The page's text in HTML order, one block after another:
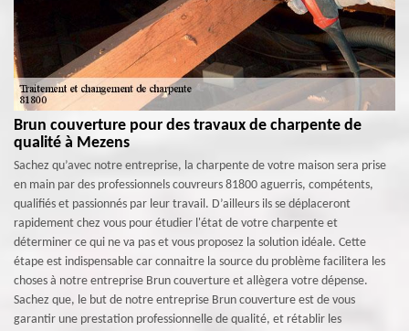
Brun couverture pour des travaux de charpente de
qualité à Mezens
Sachez qu’avec notre entreprise, la charpente de votre maison sera prise
en main par des professionnels couvreurs 81800 aguerris, compétents,
qualifiés et passionnés par leur travail. D’ailleurs ils se déplaceront
rapidement chez vous pour étudier l'état de votre charpente et
déterminer ce qui ne va pas et vous proposez la solution idéale. Cette
étape est indispensable car connaitre la source du problème facilitera les
choses à notre entreprise Brun couverture et allègera votre dépense.
Sachez que, le but de notre entreprise Brun couverture est de vous
garantir une prestation professionnelle de qualité, et rétablir les